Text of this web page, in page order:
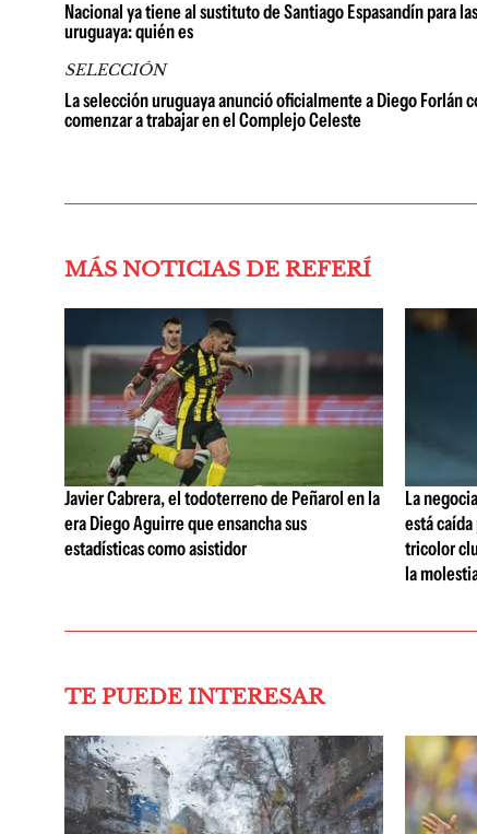
Nacional ya tiene al sustituto de Santiago Espasandín para
uruguaya: quién es
SELECCIÓN
La selección uruguaya anunció oficialmente a Diego Forlán
comenzar a trabajar en el Complejo Celeste
MÁS NOTICIAS DE REFERÍ
Javier Cabrera, el todoterreno de Peñarol en la
era Diego Aguirre que ensancha sus
estadísticas como asistidor
La
está
tricolor
la
TE PUEDE INTERESAR